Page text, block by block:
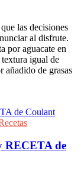
las decisiones
al disfrute.
por aguacate en
igual de
añadido de grasas
RECETA de